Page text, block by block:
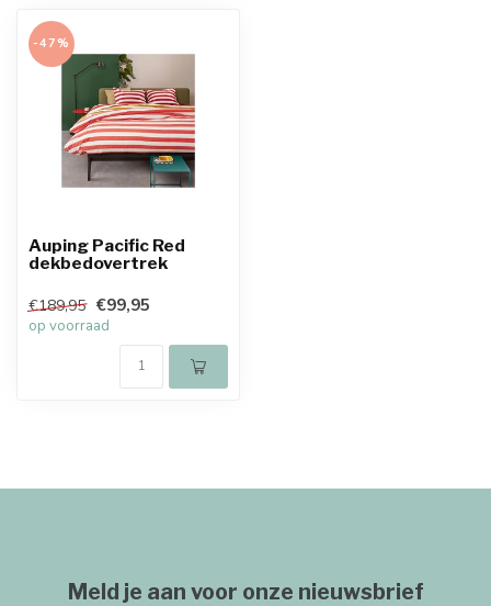
-47%
Auping Pacific Red
dekbedovertrek
€189,95 €99,95
op voorraad
Meld je aan voor onze nieuwsbrief